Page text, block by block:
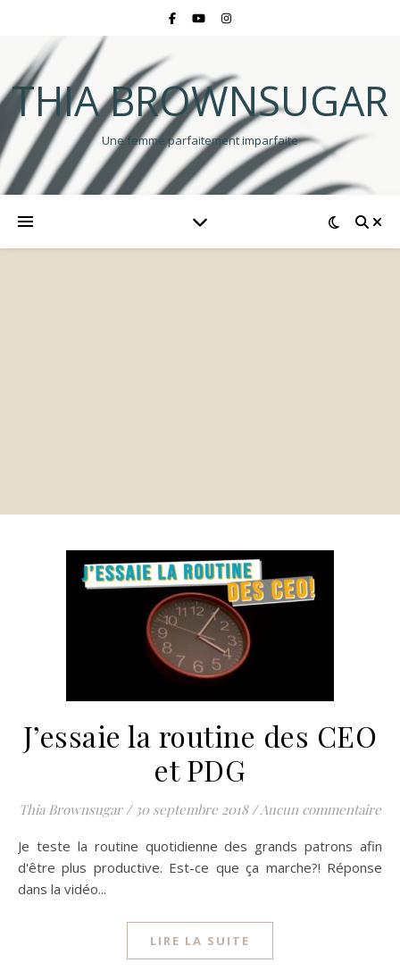
THIA BROWNSUGAR
Une femme parfaitement imparfaite
J’essaie la routine des CEO
et PDG
Thia Brownsugar / 30 septembre 2018 /Aucun commentaire
Je teste la routine quotidienne des grands patrons afin
d'être plus productive. Est-ce que ça marche?! Réponse
dans la vidéo...
LIRE LA SUITE